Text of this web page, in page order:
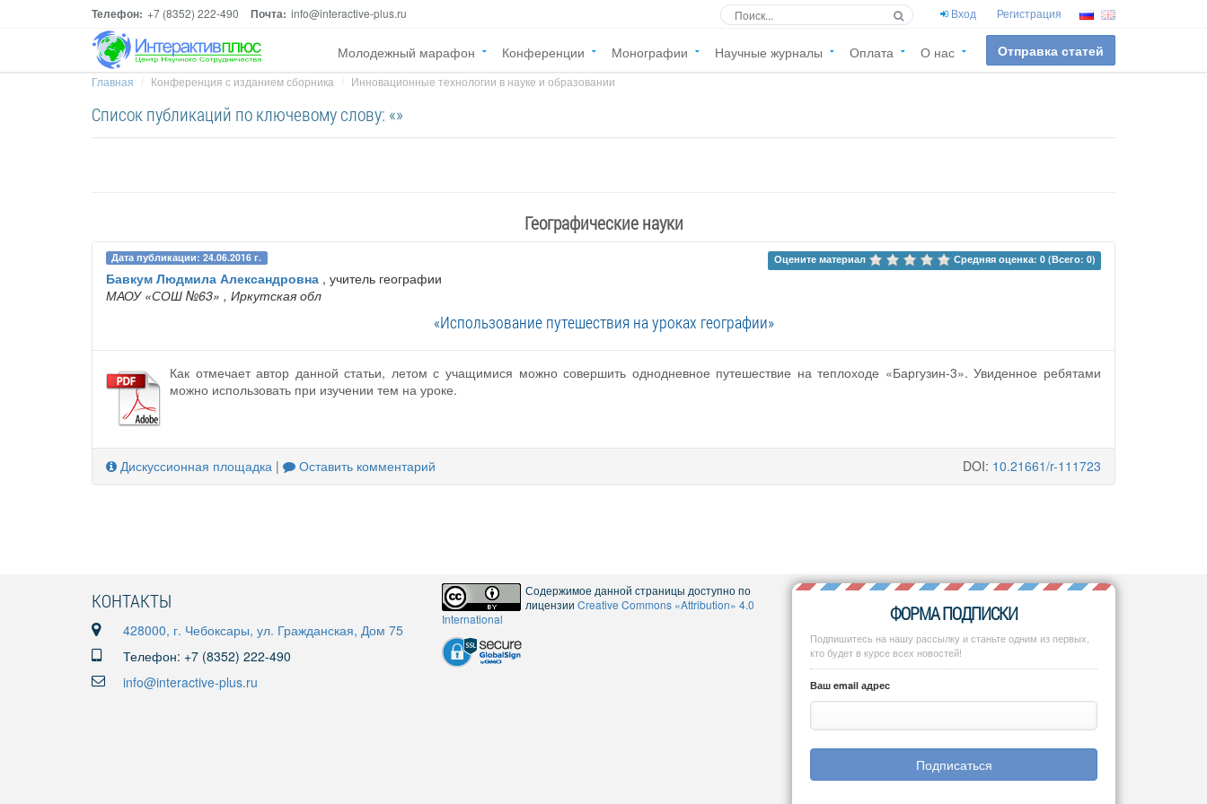
Телефон: +7 (8352) 222-490 Почта: info@interactive-plus.ru Вход Регистрация
Молодежный марафон Конференции Монографии Научные журналы Оплата О нас Отправка статей
Главная Конференция с изданием сборника Инновационные технологии в науке и образовании
Список публикаций по ключевому слову: «»
Географические науки
Дата публикации: 24.06.2016 г. Оцените материал Средняя оценка: 0 (Всего: 0)
Бавкум Людмила Александровна , учитель географии
МАОУ «СОШ №63» , Иркутская обл
«Использование путешествия на уроках географии»
Как отмечает автор данной статьи, летом с учащимися можно совершить однодневное путешествие на теплоходе «Баргузин-3». Увиденное ребятами
можно использовать при изучении тем на уроке.
Дискуссионная площадка | Оставить комментарий DOI: 10.21661/r-111723
КОНТАКТЫ
428000, г. Чебоксары, ул. Гражданская, Дом 75
Телефон: +7 (8352) 222-490
info@interactive-plus.ru
Содержимое данной страницы доступно по
лицензии Creative Commons «Attribution» 4.0
International
ФОРМА ПОДПИСКИ
Подпишитесь на нашу рассылку и станьте одним из первых,
кто будет в курсе всех новостей!
Ваш email адрес
Подписаться